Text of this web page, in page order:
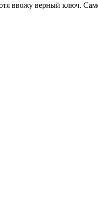
ввожу верный ключ.